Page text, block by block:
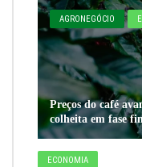
AGRONEGÓCIO
Preços do café
colheita em fase
ECONOMIA